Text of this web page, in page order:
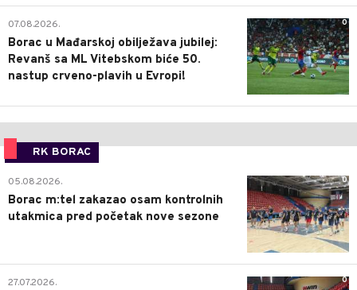
0
07.08.2026.
Borac u Mađarskoj obilježava jubilej:
Revanš sa ML Vitebskom biće 50.
nastup crveno-plavih u Evropi!
RK BORAC
0
05.08.2026.
Borac m:tel zakazao osam kontrolnih
utakmica pred početak nove sezone
0
27.07.2026.